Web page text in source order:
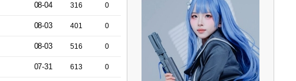
08-04 316 0
08-03 401 0
08-03 516 0
07-31 613 0
리듬 천국 미라클 스타즈
헤일로: 캠페인 이볼브드 2